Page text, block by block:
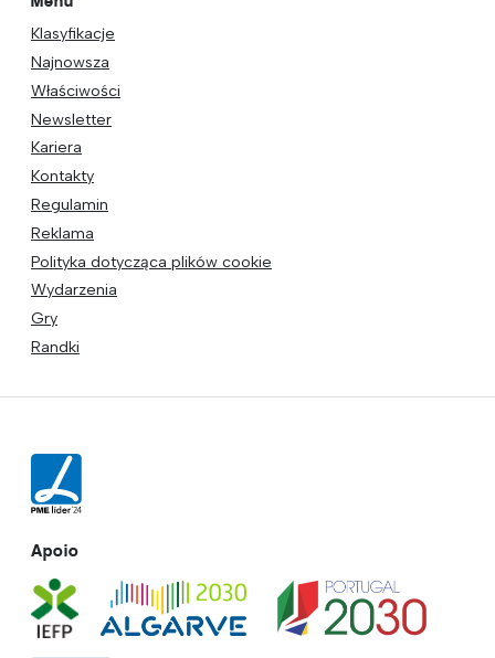
Klasyfikacje
Najnowsza
Właściwości
Newsletter
Kariera
Kontakty
Regulamin
Reklama
Polityka dotycząca plików cookie
Wydarzenia
Gry
Randki
Apoio